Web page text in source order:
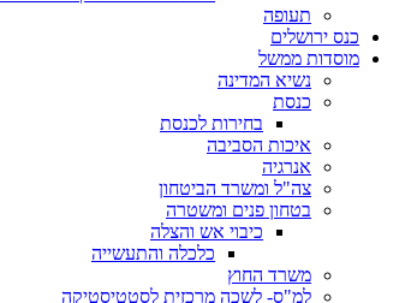
תעופה
כנס ירושלים
מוסדות ממשל
נשיא המדינה
כנסת
בחירות לכנסת
איכות הסביבה
אנרגיה
צה"ל ומשרד הביטחון
בטחון פנים ומשטרה
כיבוי אש והצלה
כלכלה והתעשייה
משרד החוץ
למ"ס- לשכה מרכזית לסטטיסטיקה